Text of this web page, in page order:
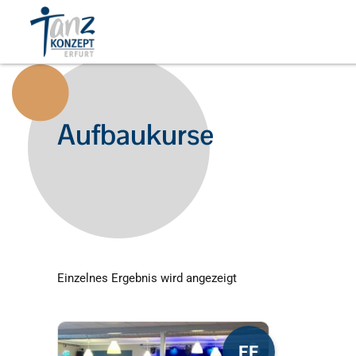
Aufbaukurse
Einzelnes Ergebnis wird angezeigt
Dieses
Produkt